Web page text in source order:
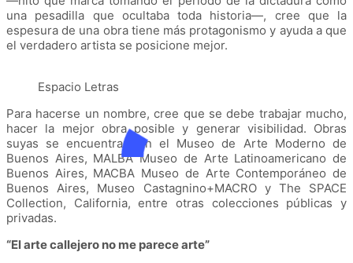
una pesadilla que ocultaba toda historia―, cree que la
espesura de una obra tiene más protagonismo y ayuda a que
el verdadero artista se posicione mejor.
Espacio Letras
Para hacerse un nombre, cree que se debe trabajar mucho,
hacer la mejor obra posible y generar visibilidad. Obras
suyas se encuentran en el Museo de Arte Moderno de
Buenos Aires, MALBA Museo de Arte Latinoamericano de
Buenos Aires, MACBA Museo de Arte Contemporáneo de
Buenos Aires, Museo Castagnino+MACRO y The SPACE
Collection, California, entre otras colecciones públicas y
privadas.
“El arte callejero no me parece arte”